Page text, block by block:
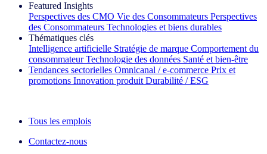
Featured Insights
Perspectives des CMO Vie des Consommateurs Perspectives
des Consommateurs Technologies et biens durables
Thématiques clés
Intelligence artificielle Stratégie de marque Comportement du
consommateur Technologie des données Santé et bien‑être
Tendances sectorielles Omnicanal / e‑commerce Prix et
promotions Innovation produit Durabilité / ESG
Tous les emplois
Contactez-nous